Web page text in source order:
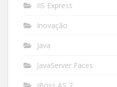
IIS Express
Inovação
Java
JavaServer Faces